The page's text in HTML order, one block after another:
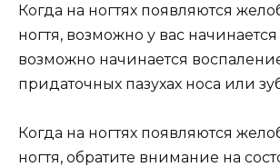
Когда на ногтях появляются
ногтя, возможно у вас
возможно начинается
придаточных пазухах носа или
Когда на ногтях появляются
ногтя, обратите внимание на